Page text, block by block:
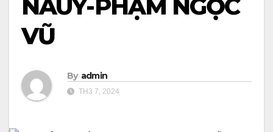
NAUY-PHẠM NGỌC
VŨ
By admin
TH3 7, 2024